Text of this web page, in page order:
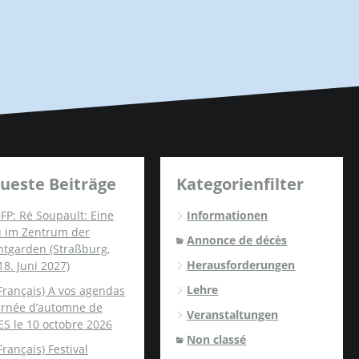
Beiträge
Ré Soupault: Eine
im Zentrum der
(Straßburg,
Juni 2027)
A vos agendas
d’automne de
le 10 octobre 2026
Festival
Kategorienfilter
Informationen
Annonce de décès
Herausforderungen
Lehre
Veranstaltungen
Non classé